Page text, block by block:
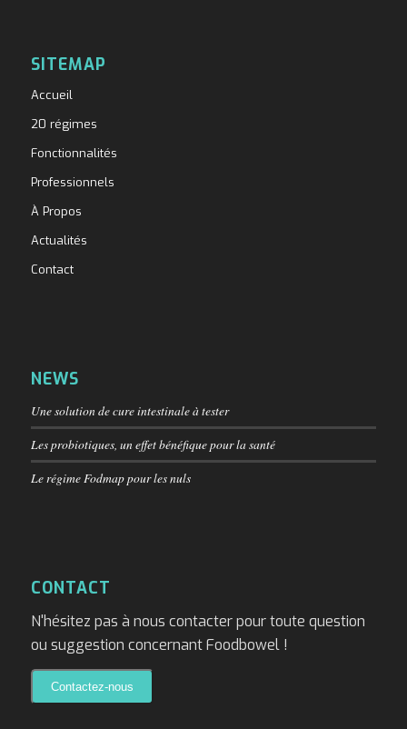
SITEMAP
Accueil
20 régimes
Fonctionnalités
Professionnels
À Propos
Actualités
Contact
NEWS
Une solution de cure intestinale à tester
Les probiotiques, un effet bénéfique pour la santé
Le régime Fodmap pour les nuls
CONTACT
N'hésitez pas à nous contacter pour toute question
ou suggestion concernant Foodbowel !